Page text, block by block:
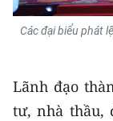
Media Y tế
Media Môi
Các đại biểu phát
Lãnh đạo
tư, nhà thầu,